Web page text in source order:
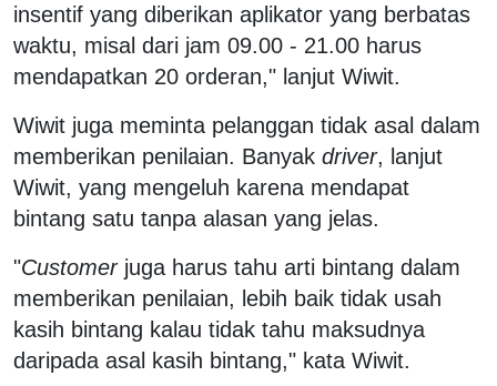
insentif yang diberikan aplikator yang berbatas
waktu, misal dari jam 09.00 - 21.00 harus
mendapatkan 20 orderan," lanjut Wiwit.
Wiwit juga meminta pelanggan tidak asal dalam
memberikan penilaian. Banyak driver, lanjut
Wiwit, yang mengeluh karena mendapat
bintang satu tanpa alasan yang jelas.
"Customerjuga harus tahu arti bintang dalam
memberikan penilaian, lebih baik tidak usah
kasih bintang kalau tidak tahu maksudnya
daripada asal kasih bintang," kata Wiwit.